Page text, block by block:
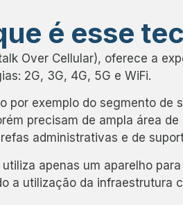
é esse
Over Cellular), oferece a
2G, 3G, 4G, 5G e WiFi.
por exemplo do segmento de
precisam de ampla área
administrativas e de
apenas um aparelho
a utilização da infraestrutura